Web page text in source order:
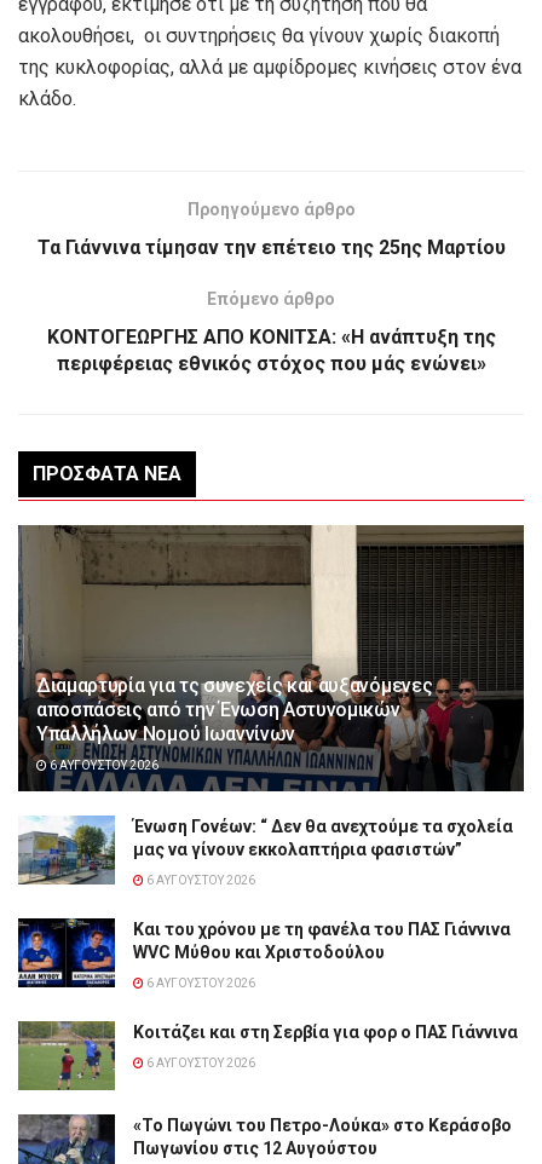
ακολουθήσει, οι συντηρήσεις θα γίνουν χωρίς διακοπή
της κυκλοφορίας, αλλά με αμφίδρομες κινήσεις στον ένα
κλάδο.
Προηγούμενο άρθρο
Τα Γιάννινα τίμησαν την επέτειο της 25ης Μαρτίου
Επόμενο άρθρο
ΚΟΝΤΟΓΕΩΡΓΗΣ ΑΠΟ ΚΟΝΙΤΣΑ: «Η ανάπτυξη της
περιφέρειας εθνικός στόχος που μάς ενώνει»
ΠΡΌΣΦΑΤΑ ΝΈΑ
Διαμαρτυρία για τς συνεχείς και αυξανόμενες
αποσπάσεις από την Ένωση Αστυνομικών
Υπαλλήλων Νομού Ιωαννίνων
6 ΑΥΓΟΎΣΤΟΥ 2026
Ένωση Γονέων: “ Δεν θα ανεχτούμε τα σχολεία
μας να γίνουν εκκολαπτήρια φασιστών”
6 ΑΥΓΟΎΣΤΟΥ 2026
Και του χρόνου με τη φανέλα του ΠΑΣ Γιάννινα
WVC Μύθου και Χριστοδούλου
6 ΑΥΓΟΎΣΤΟΥ 2026
Κοιτάζει και στη Σερβία για φορ ο ΠΑΣ Γιάννινα
6 ΑΥΓΟΎΣΤΟΥ 2026
«Το Πωγώνι του Πετρο-Λούκα» στο Κεράσοβο
Πωγωνίου στις 12 Αυγούστου